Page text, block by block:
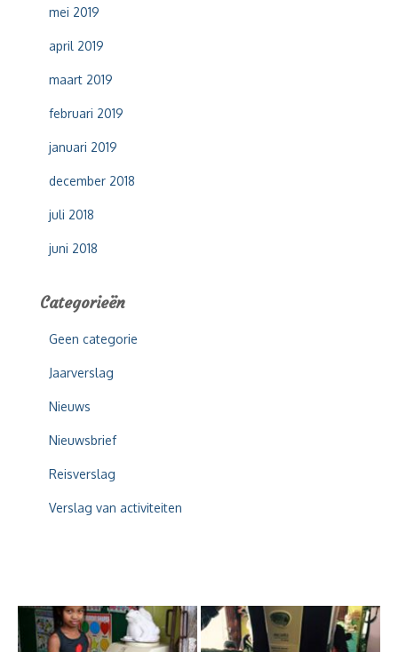
mei 2019
april 2019
maart 2019
februari 2019
januari 2019
december 2018
juli 2018
juni 2018
Categorieën
Geen categorie
Jaarverslag
Nieuws
Nieuwsbrief
Reisverslag
Verslag van activiteiten